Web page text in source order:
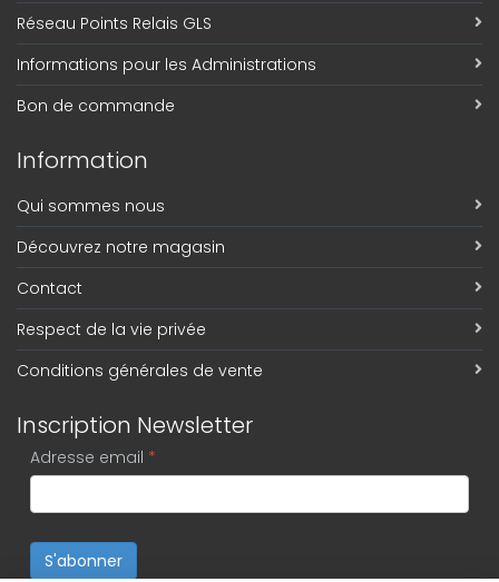
Réseau Points Relais GLS
Informations pour les Administrations
Bon de commande
Information
Qui sommes nous
Découvrez notre magasin
Contact
Respect de la vie privée
Conditions générales de vente
Inscription Newsletter
Adresse email *
S'abonner